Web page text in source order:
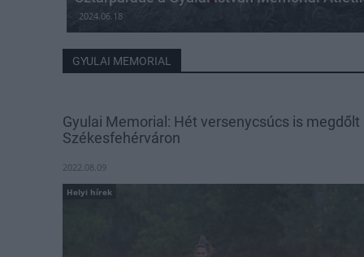
2024.06.18
GYULAI MEMORIAL
Gyulai Memorial: Hét versenycsúcs is megdőlt
Székesfehérváron
2022.08.09
Helyi hírek